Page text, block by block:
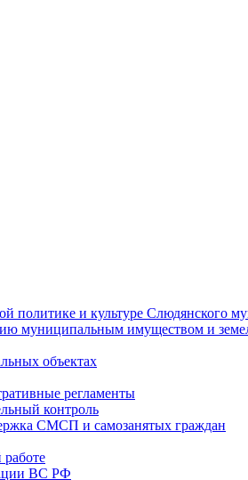
политике и культуре Слюдянского
муниципальным имуществом и
объектах
регламенты
контроль
СМСП и самозанятых граждан
ВС РФ